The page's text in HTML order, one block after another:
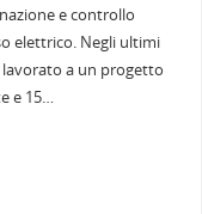
e controllo
elettrico. Negli ultimi
a un progetto
e 15…